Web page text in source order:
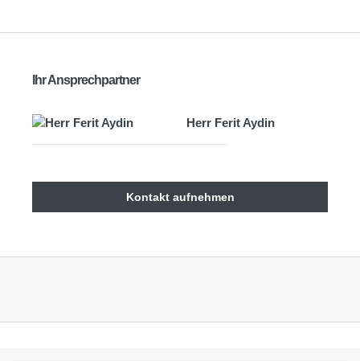
Ihr Ansprechpartner
Herr Ferit Aydin
Kontakt aufnehmen